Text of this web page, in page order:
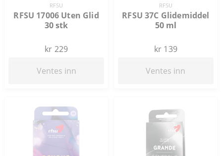
RFSU
RFSU 17006 Uten Glid
30 stk
kr 229
Ventes inn
RFSU
RFSU 37C Glidemiddel
50 ml
kr 139
Ventes inn